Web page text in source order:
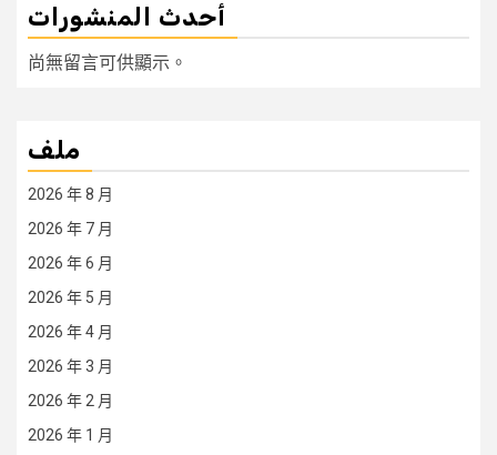
أحدث المنشورات
尚無留言可供顯示。
ملف
2026 年 8 月
2026 年 7 月
2026 年 6 月
2026 年 5 月
2026 年 4 月
2026 年 3 月
2026 年 2 月
2026 年 1 月